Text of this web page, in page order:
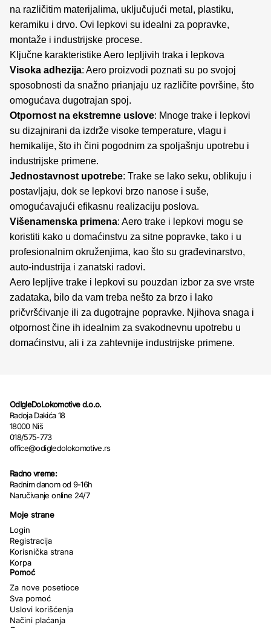
na različitim materijalima, uključujući metal, plastiku,
keramiku i drvo. Ovi lepkovi su idealni za popravke,
montaže i industrijske procese.
Ključne karakteristike Aero lepljivih traka i lepkova
Visoka adhezija: Aero proizvodi poznati su po svojoj
sposobnosti da snažno prianjaju uz različite površine, što
omogućava dugotrajan spoj.
Otpornost na ekstremne uslove: Mnoge trake i lepkovi
su dizajnirani da izdrže visoke temperature, vlagu i
hemikalije, što ih čini pogodnim za spoljašnju upotrebu i
industrijske primene.
Jednostavnost upotrebe: Trake se lako seku, oblikuju i
postavljaju, dok se lepkovi brzo nanose i suše,
omogućavajući efikasnu realizaciju poslova.
Višenamenska primena: Aero trake i lepkovi mogu se
koristiti kako u domaćinstvu za sitne popravke, tako i u
profesionalnim okruženjima, kao što su građevinarstvo,
auto-industrija i zanatski radovi.
Aero lepljive trake i lepkovi su pouzdan izbor za sve vrste
zadataka, bilo da vam treba nešto za brzo i lako
pričvršćivanje ili za dugotrajne popravke. Njihova snaga i
otpornost čine ih idealnim za svakodnevnu upotrebu u
domaćinstvu, ali i za zahtevnije industrijske primene.
OdIgleDoLokomotive d.o.o.
Radoja Dakića 18
18000 Niš
018/575-773
office@odigledolokomotive.rs
Radno vreme:
Radnim danom od 9-16h
Naručivanje online 24/7
Moje strane
Login
Registracija
Korisnička strana
Korpa
Pomoć
Za nove posetioce
Sva pomoć
Uslovi korišćenja
Načini plaćanja